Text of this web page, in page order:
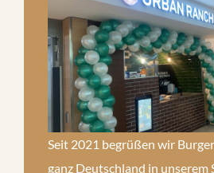
Seit 2021 begrüßen wir
ganz Deutschland in unserem